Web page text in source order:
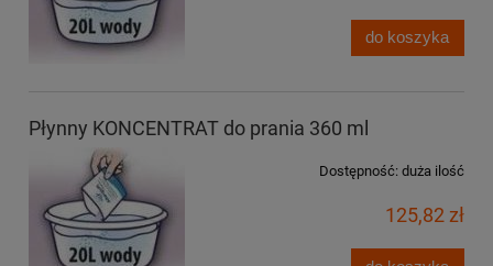
do koszyka
Płynny KONCENTRAT do prania 360 ml
Dostępność: duża ilość
125,82 zł